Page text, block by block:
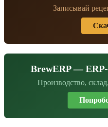
Записывай
BrewERP —
Производство,